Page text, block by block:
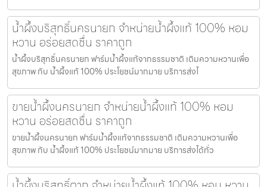
น้ำผึ้งบริสุทธิ์นครนายก จำหน่ายน้ำผึ้งแท้ 100% หอม
หวาน อร่อยสดชื่น ราคาถูก
น้ำผึ้งบริสุทธิ์นครนายก ฟาร์มน้ำผึ้งแท้จากธรรมชาติ เติมความหวานเพื่อ
สุขภาพ กับ น้ำผึ้งแท้ 100% ประโยชน์มากมาย บริการส่งไ
ขายน้ำผึ้งนครนายก จำหน่ายน้ำผึ้งแท้ 100% หอม
หวาน อร่อยสดชื่น ราคาถูก
ขายน้ำผึ้งนครนายก ฟาร์มน้ำผึ้งแท้จากธรรมชาติ เติมความหวานเพื่อ
สุขภาพ กับ น้ำผึ้งแท้ 100% ประโยชน์มากมาย บริการส่งได้ทั่ว